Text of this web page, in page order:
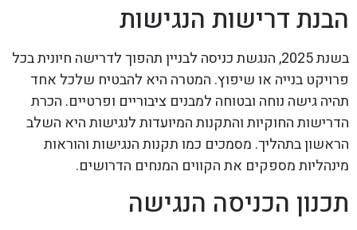
הבנת דרישות הנגישות
בשנת 2025, הנגשת כניסה לבניין תהפוך לדרישה חיונית בכל
פרויקט בנייה או שיפוץ. המטרה היא להבטיח שלכל אחד
תהיה גישה נוחה ובטוחה למבנים ציבוריים ופרטיים. הכרת
הדרישות החוקיות והתקנות המיועדות לנגישות היא השלב
הראשון בתהליך. מסמכים כמו תקנות הנגישות והוראות
מינהליות מספקים את הקווים המנחים הדרושים.
תכנון הכניסה הנגישה